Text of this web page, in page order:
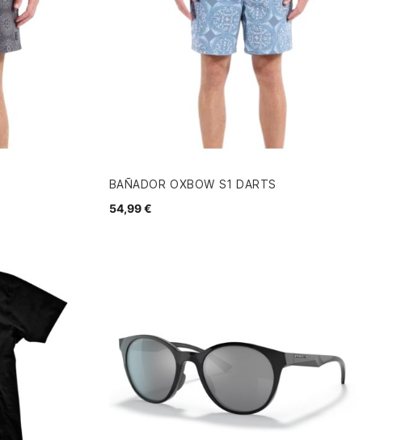
BAÑADOR OXBOW S1 DARTS
54,99 €